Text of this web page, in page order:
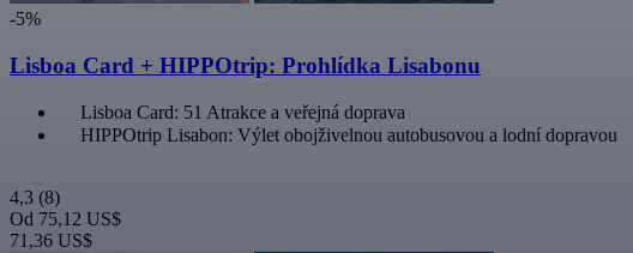
-5%
Lisboa Card + HIPPOtrip: Prohlídka Lisabonu
Lisboa Card: 51 Atrakce a veřejná doprava
HIPPOtrip Lisabon: Výlet obojživelnou autobusovou a lodní dopravou
4,3 (8)
Od 75,12 US$
71,36 US$